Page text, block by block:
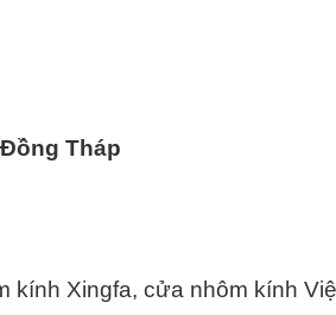
Tháp
Xingfa, cửa nhôm kính